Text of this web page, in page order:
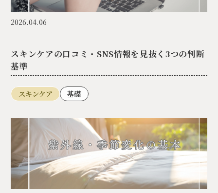
2026.04.06
スキンケアの口コミ・SNS情報を見抜く3つの判断
基準
スキンケア 基礎